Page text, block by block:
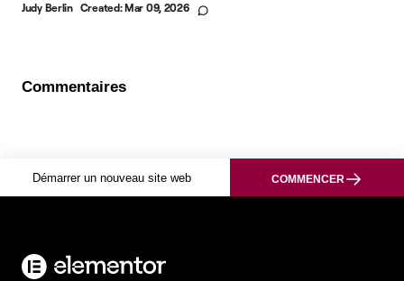
Judy Berlin Created:Mar 09, 2026
Commentaires
Démarrer un nouveau site web COMMENCER